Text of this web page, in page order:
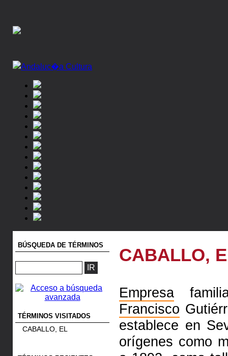
BÚSQUEDA DE TÉRMINOS
TÉRMINOS VISITADOS
CABALLO, EL
CABALLO,
Empresa
Francisco
establece en
orígenes como